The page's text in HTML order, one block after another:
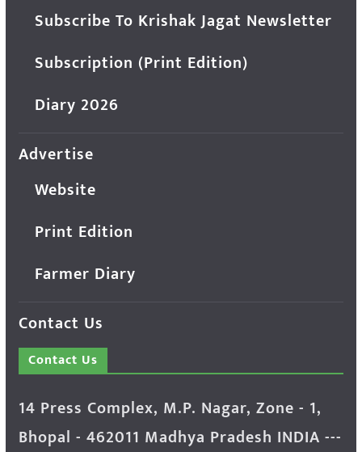
Subscribe To Krishak Jagat Newsletter
Subscription (Print Edition)
Diary 2026
Advertise
Website
Print Edition
Farmer Diary
Contact Us
Contact Us
14 Press Complex, M.P. Nagar, Zone - 1,
Bhopal - 462011 Madhya Pradesh INDIA ---